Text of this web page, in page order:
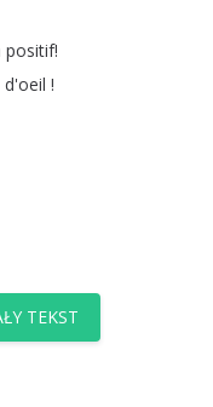
positif!
d'oeil !
TEKST